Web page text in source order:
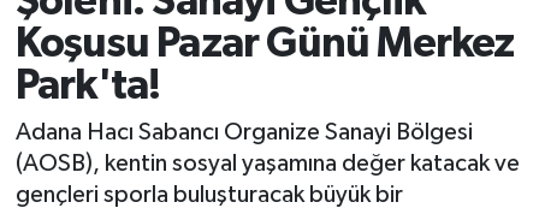
Koşusu Pazar Günü Merkez
Park'ta!
Adana Hacı Sabancı Organize Sanayi Bölgesi
(AOSB), kentin sosyal yaşamına değer katacak ve
gençleri sporla buluşturacak büyük bir
Magazin
Özel
Resmi İlanlar